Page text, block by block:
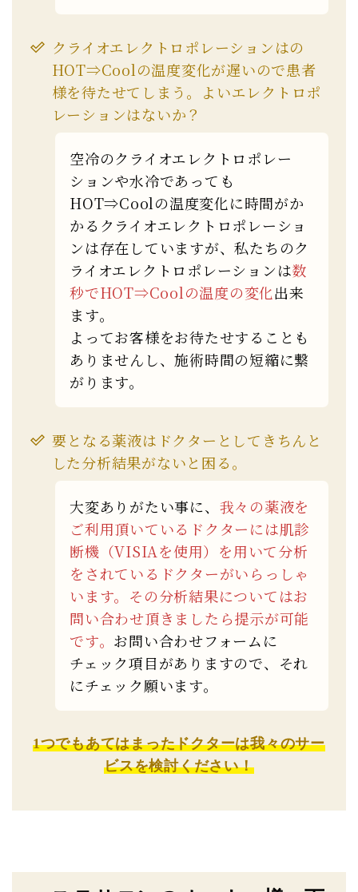
クライオエレクトロポレーションはの
HOT⇒Coolの温度変化が遅いので患者
様を待たせてしまう。よいエレクトロポ
レーションはないか？
空冷のクライオエレクトロポレー
ションや水冷であっても
HOT⇒Coolの温度変化に時間がか
かるクライオエレクトロポレーショ
ンは存在していますが、私たちのク
ライオエレクトロポレーションは数
秒でHOT⇒Coolの温度の変化出来
ます。
よってお客様をお待たせすることも
ありませんし、施術時間の短縮に繋
がります。
要となる薬液はドクターとしてきちんと
した分析結果がないと困る。
大変ありがたい事に、 我々の薬液を
ご利用頂いているドクターには肌診
断機（VISIAを使用）を用いて分析
をされているドクターがいらっしゃ
います。その分析結果についてはお
問い合わせ頂きましたら提示が可能
です。 お問い合わせフォームに
チェック項目がありますので、それ
にチェック願います。
1つでもあてはまったドクターは我々のサー
ビスを検討ください！